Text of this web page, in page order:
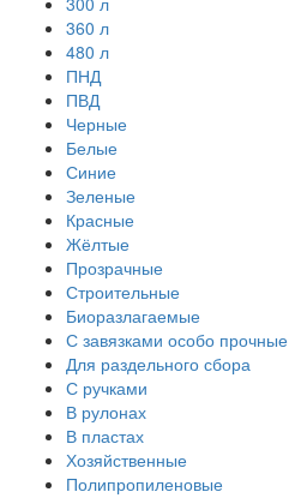
360 л
480 л
ПНД
ПВД
Черные
Белые
Синие
Зеленые
Красные
Жёлтые
Прозрачные
Строительные
Биоразлагаемые
С завязками особо прочные
Для раздельного сбора
С ручками
В рулонах
В пластах
Хозяйственные
Полипропиленовые